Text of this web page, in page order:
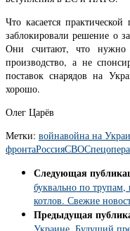
Что касается
заблокировали решение о
Они считают, что нужно
производство, а не
поставок снарядов на
хорошо.
Олег Царёв
Метки: войнавойна на
фронтаРоссияСВО
Следующая
буквально по
котлов. Свежие
Предыдущая